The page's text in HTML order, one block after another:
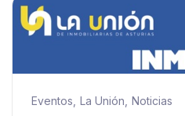
Eventos La Unión Noticias